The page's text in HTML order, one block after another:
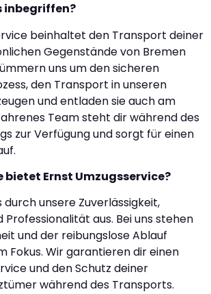
inbegriffen?
beinhaltet den Transport deiner
Gegenstände von Bremen
uns um den sicheren
den Transport in unseren
und entladen sie auch am
Team steht dir während des
zur Verfügung und sorgt für einen
bietet Ernst Umzugsservice?
durch unsere Zuverlässigkeit,
Professionalität aus. Bei uns stehen
und der reibungslose Ablauf
Fokus. Wir garantieren dir einen
und den Schutz deiner
während des Transports.